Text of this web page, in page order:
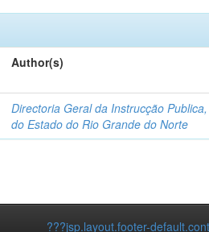
Author(s)
Directoria Geral da Instrucção
do Estado do Rio Grande do Norte
???jsp.layout.footer-